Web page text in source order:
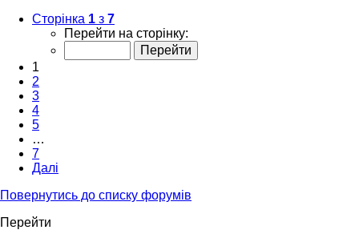
Сторінка 1 з 7
Перейти на сторінку:
1
2
3
4
5
…
7
Далі
Повернутись до списку форумів
Перейти